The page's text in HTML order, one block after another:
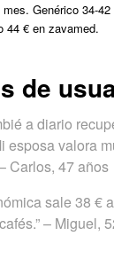
Genérico 34-
44 € en zavamed.
de
a diario
esposa valora
Carlos, 47 años
sale 38 €
– Miguel,